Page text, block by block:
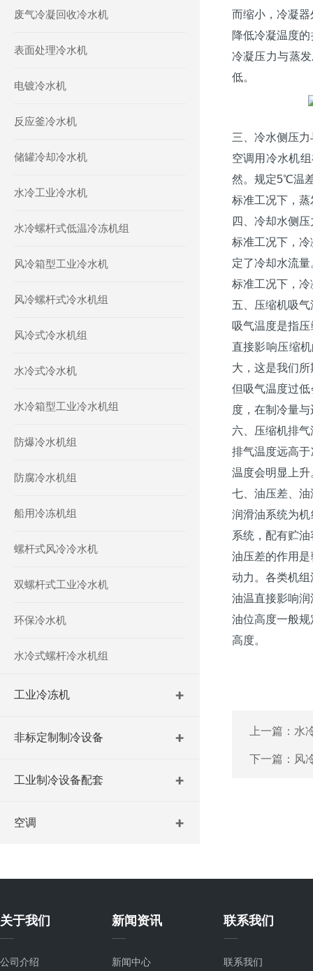
废气冷凝回收冷水机
表面处理冷水机
电镀冷水机
反应釜冷水机
储罐冷却冷水机
水冷工业冷水机
水冷螺杆式低温冷冻机组
风冷箱型工业冷水机
风冷螺杆式冷水机组
风冷式冷水机组
水冷式冷水机
水冷箱型工业冷水机组
防爆冷水机组
防腐冷水机组
船用冷冻机组
螺杆式风冷冷水机
双螺杆式工业冷水机
环保冷水机
水冷式螺杆冷水机组
工业冷冻机
非标定制制冷设备
工业制冷设备配套
空调
而缩小，冷凝
降低冷凝温度
冷凝压力与蒸
低。
三、冷水侧压力
空调用冷水机
然。规定5℃温
标准工况下，
四、冷却水侧
标准工况下，
定了冷却水流
标准工况下，
五、压缩机吸气
吸气温度是指
直接影响压缩
大，这是我们
但吸气温度过
度，在制冷量
六、压缩机排气
排气温度远高
温度会明显上
七、油压差、
润滑油系统为
系统，配有贮
油压差的作用
动力。各类机组
油温直接影响
油位高度一般
高度。
上一篇： 水
下一篇： 风
关于我们
公司介绍
新闻资讯
新闻中心
联系我们
联系我们